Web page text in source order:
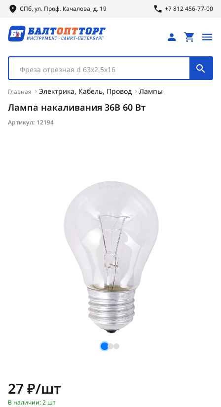
СПб, ул. Проф. Качалова, д. 19 +7 812 456-77-00
Фреза отрезная d 63х2,5х16
Главная Электрика, Кабель, Провод Лампы
Лампа накаливания 36В 60 Вт
Артикул: 12194
Цена:
27 ₽/шт
В наличии: 2 шт